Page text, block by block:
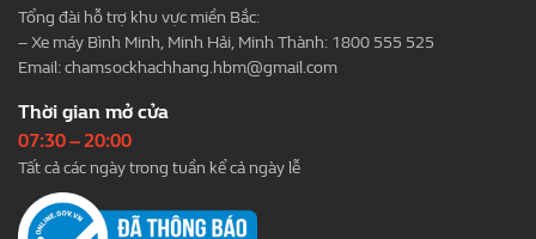
Tổng đài hỗ trợ khu vực miền Bắc:
– Xe máy Bình Minh, Minh Hải, Minh Thành: 1800 555 525
Email:chamsockhachhang.hbm@gmail.com
Thời gian mở cửa
07:30 – 20:00
Tất cả các ngày trong tuần kể cả ngày lễ